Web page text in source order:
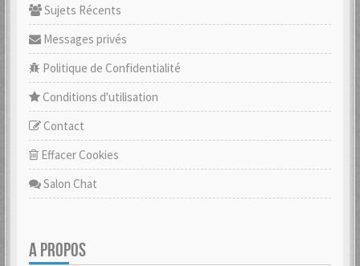
Sujets Récents
Messages privés
Politique de Confidentialité
Conditions d'utilisation
Contact
Effacer Cookies
Salon Chat
A PROPOS